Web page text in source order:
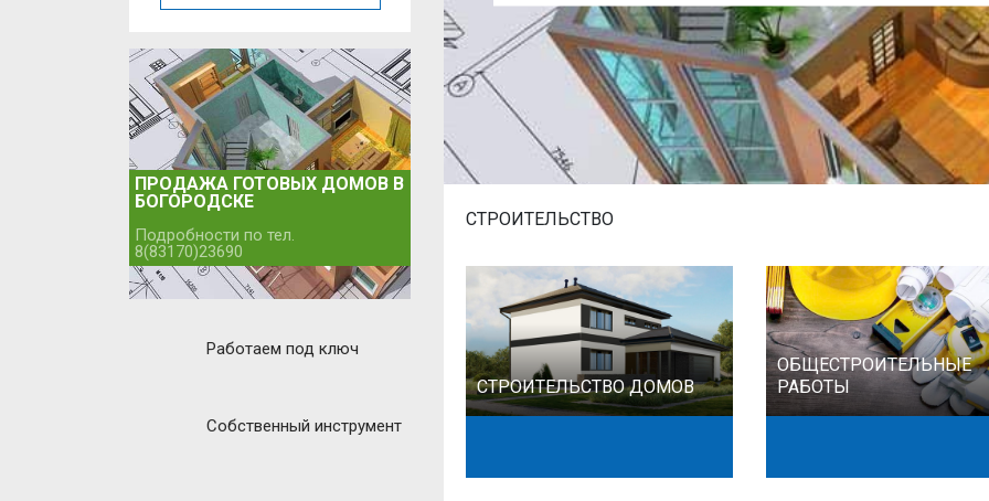
ПРОДАЖА ГОТОВЫХ ДОМОВ В
БОГОРОДСКЕ
Подробности по тел.
8(83170)23690
Работаем под ключ
Собственный инструмент
СТРОИТЕЛЬСТВО
СТРОИТЕЛЬСТВО ДОМОВ
ОБЩЕСТРОИТЕЛЬНЫЕ
РАБОТЫ